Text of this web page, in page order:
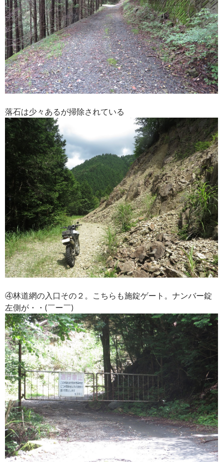
落石は少々あるが掃除されている
④林道網の入口その２。こちらも施錠ゲート。ナンバー錠
左側が・・(￣ー￣)